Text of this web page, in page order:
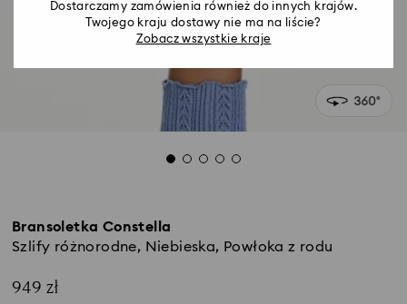
Bransoletka Constella
Szlify różnorodne, Niebieska, Powłoka z rodu
949 zł
Dostarczamy zamówienia również do innych krajów.
Twojego kraju dostawy nie ma na liście?
Zobacz wszystkie kraje